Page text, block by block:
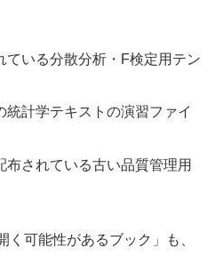
ている分散分析・F検定用テン
統計学テキストの演習ファイ
布されている古い品質管理用
可能性があるブック」も、